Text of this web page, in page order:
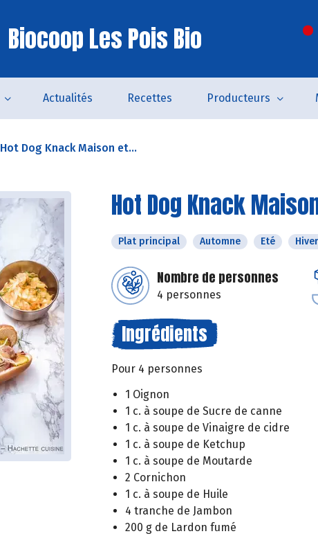
Biocoop Les Pois Bio
Actualités Recettes Producteurs
Hot Dog Knack Maison et...
Hot Dog Knack
Plat principal Automne Eté Hiver
Nombre de personnes
4 personnes
Ingrédients
Pour 4 personnes
1 Oignon
1 c. à soupe de Sucre de canne
1 c. à soupe de Vinaigre de cidre
1 c. à soupe de Ketchup
1 c. à soupe de Moutarde
2 Cornichon
1 c. à soupe de Huile
4 tranche de Jambon
200 g de Lardon fumé